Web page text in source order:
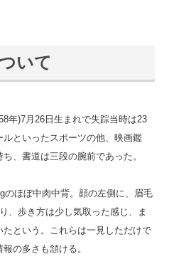
いて
年)7月26日生まれで失踪当時は23
といったスポーツの他、映画鑑
、書道は三段の腕前であった。
のほぼ中肉中背。顔の左側に、眉毛
、歩き方は少し気取った感じ、ま
という。これらは一見しただけで
の多さも頷ける。